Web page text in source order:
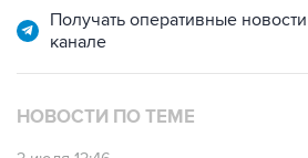
НОВОСТИ ПО ТЕМЕ
3 июля 13:46